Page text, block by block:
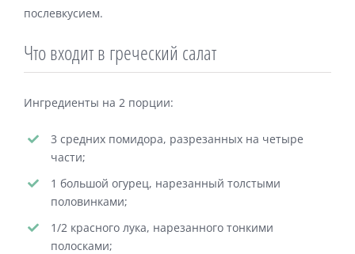
послевкусием.
Что входит в греческий салат
Ингредиенты на 2 порции:
3 средних помидора, разрезанных на четыре
части;
1 большой огурец, нарезанный толстыми
половинками;
1/2 красного лука, нарезанного тонкими
полосками;